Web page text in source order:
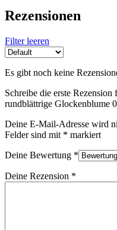
Rezensionen
Filter leeren
Es gibt noch keine
Schreibe die erste
rundblättrige Glockenblume
Deine E-Mail-Adresse wird
Felder sind mit * markiert
Deine Bewertung *
Deine Rezension *